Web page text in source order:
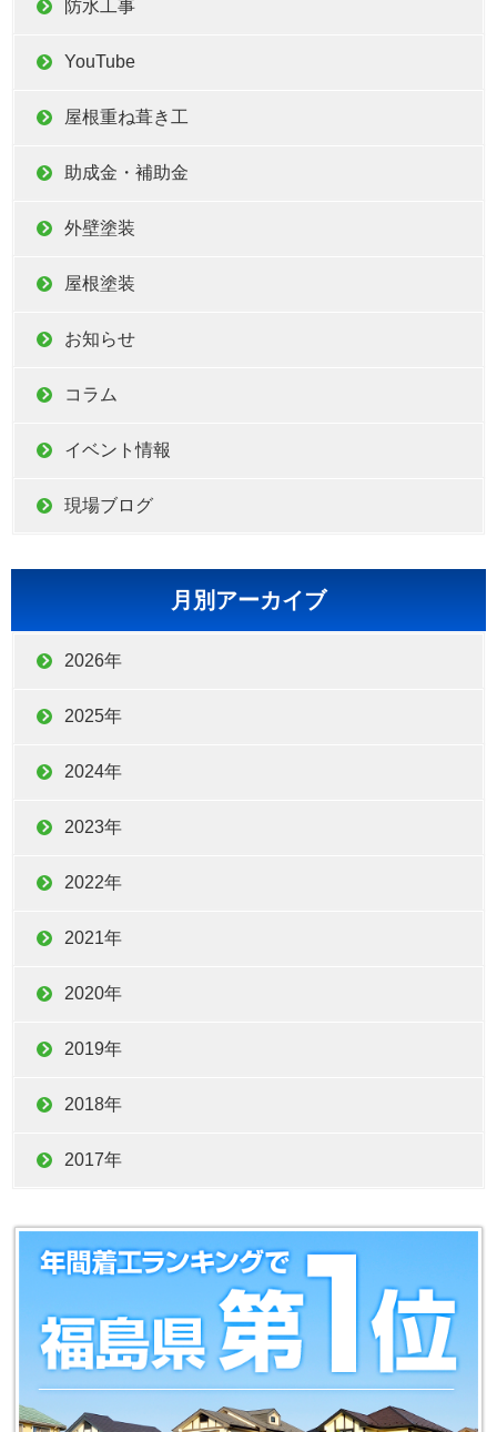
防水工事
YouTube
屋根重ね葺き工
助成金・補助金
外壁塗装
屋根塗装
お知らせ
コラム
イベント情報
現場ブログ
月別アーカイブ
2026年
2025年
2024年
2023年
2022年
2021年
2020年
2019年
2018年
2017年